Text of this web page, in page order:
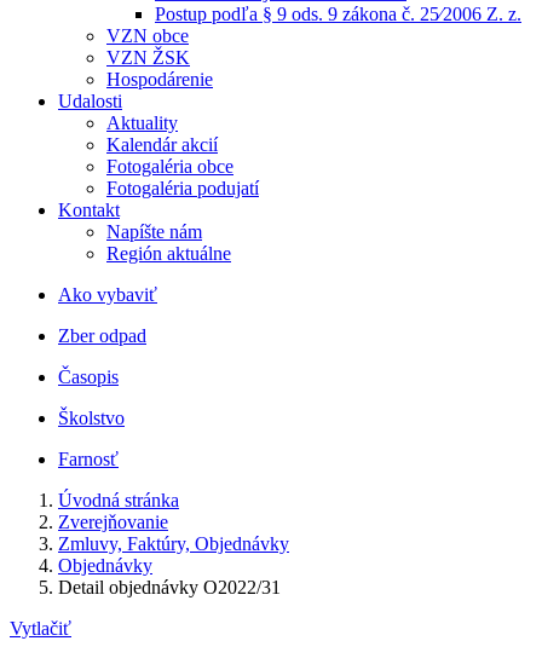
Postup podľa § 9 ods. 9 zákona č. 25⁄2006 Z. z.
VZN obce
VZN ŽSK
Hospodárenie
Udalosti
Aktuality
Kalendár akcií
Fotogaléria obce
Fotogaléria podujatí
Kontakt
Napíšte nám
Región aktuálne
Ako vybaviť
Zber odpad
Časopis
Školstvo
Farnosť
Úvodná stránka
Zverejňovanie
Zmluvy, Faktúry, Objednávky
Objednávky
Detail objednávky O2022/31
Vytlačiť